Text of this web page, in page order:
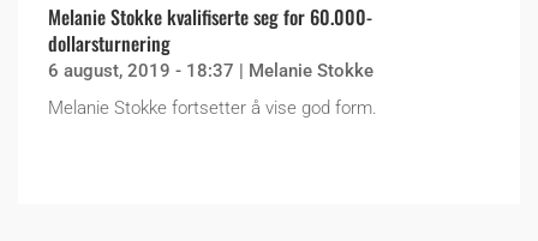
Melanie Stokke kvalifiserte seg for 60.000-
dollarsturnering
6 august, 2019 - 18:37 | Melanie Stokke
Melanie Stokke fortsetter å vise god form.